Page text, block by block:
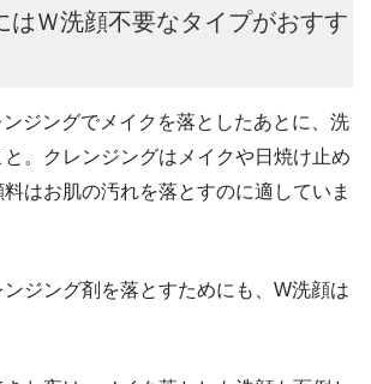
はＷ洗顔不要なタイプがおすす
ジングでメイクを落としたあとに、洗
。クレンジングはメイクや日焼け止め
はお肌の汚れを落とすのに適していま
ジング剤を落とすためにも、W洗顔は